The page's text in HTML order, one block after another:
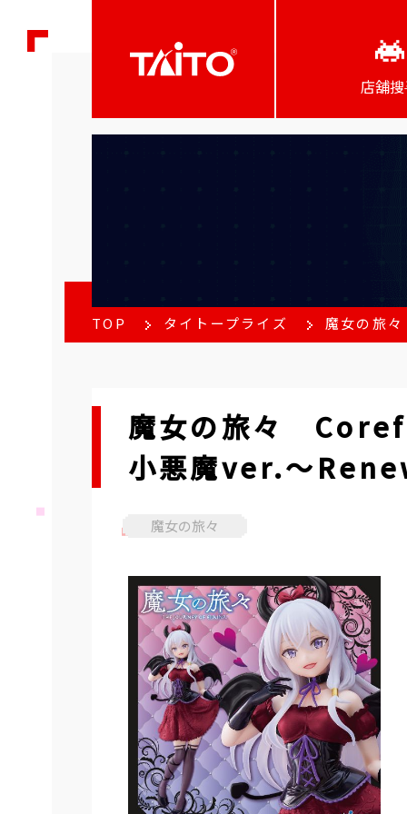
店舖
TOP タイトープライズ 魔女の旅
魔女の旅々
小悪魔ver.～
魔女の旅々